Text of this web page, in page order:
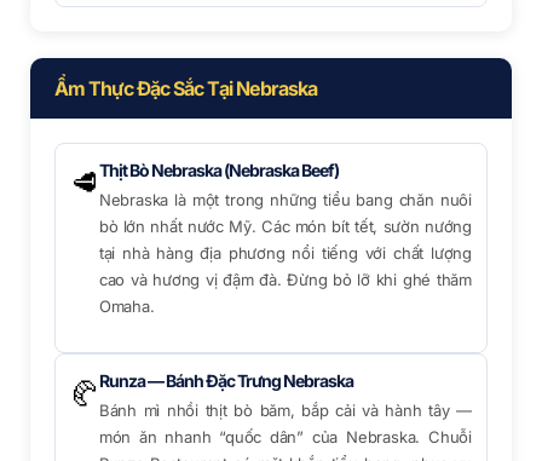
Ẩm Thực Đặc Sắc Tại Nebraska
🥩Thịt Bò Nebraska (Nebraska Beef)
Nebraska là một trong những tiểu bang chăn nuôi
bò lớn nhất nước Mỹ. Các món bít tết, sườn nướng
tại nhà hàng địa phương nổi tiếng với chất lượng
cao và hương vị đậm đà. Đừng bỏ lỡ khi ghé thăm
Omaha.
🥐 Runza — Bánh Đặc Trưng Nebraska
Bánh mì nhồi thịt bò băm, bắp cải và hành tây —
món ăn nhanh “quốc dân” của Nebraska. Chuỗi